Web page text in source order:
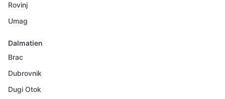
Rovinj
Umag
Dalmatien
Brac
Dubrovnik
Dugi Otok